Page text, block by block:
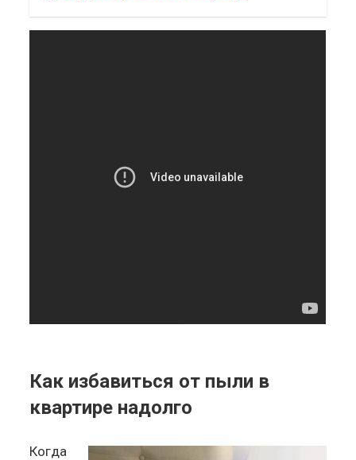
Как избавиться от пыли в
квартире надолго
Когда